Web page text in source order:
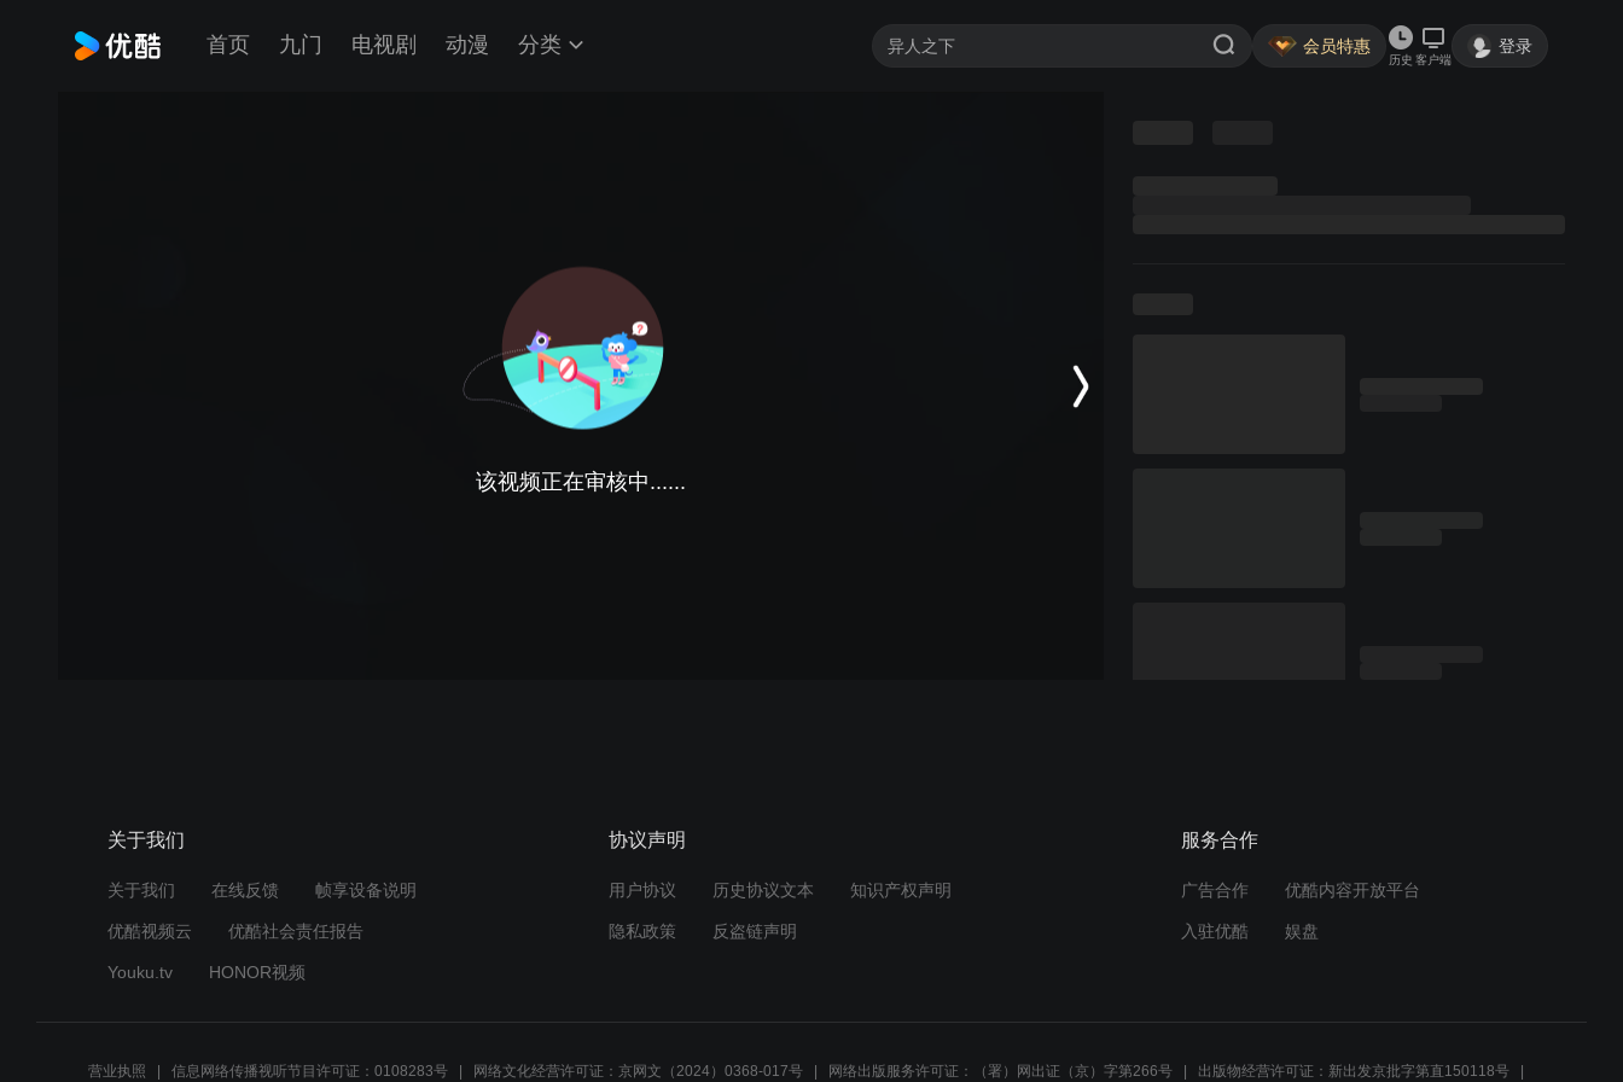
首页 九门 电视剧 动漫 分类 会员特惠
历史 客户端
登录
该视频正在审核中......
关于我们
关于我们 在线反馈 帧享设备说明
优酷视频云 优酷社会责任报告
Youku.tv HONOR视频
协议声明
用户协议 历史协议文本 知识产权声明
隐私政策 反盗链声明
服务合作
广告合作 优酷内容开放平台
入驻优酷 娱盘
营业执照 信息网络传播视听节目许可证：0108283号 网络文化经营许可证：京网文（2024）0368-017号 网络出版服务许可证：（署）网出证（京）字第266号 出版物经营许可证：新出发京批字第直150118号